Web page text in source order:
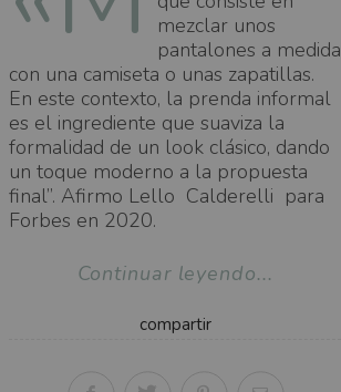
mezclar unos
pantalones a medida
con una camiseta o unas zapatillas.
En este contexto, la prenda informal
es el ingrediente que suaviza la
formalidad de un look clásico, dando
un toque moderno a la propuesta
final”. Afirmo Lello Calderelli para
Forbes en 2020.
Continuar leyendo...
compartir